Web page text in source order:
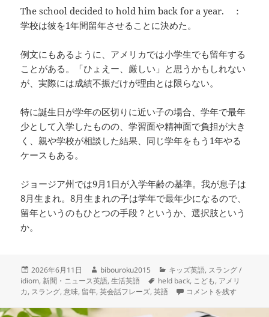
The school decided to hold him back for a year. ：
学校は彼を1年間留年させることに決めた。
例文にもあるように、アメリカでは小学生でも留年する
ことがある。「ひょえー、厳しい」と思うかもしれない
が、実際には成績不振だけが理由とは限らない。
特に誕生日が学年の区切りに近い子の場合、学年で最年
少として入学したものの、学習面や精神面で負担が大き
く、親や学校が相談した結果、同じ学年をもう1年やる
ケースもある。
ジョージア州では9月1日が入学年齢の基準。我が息子は
8月生まれ。8月生まれの子は学年で最年少になるので、
留年というのもひとつの手段？というか、選択肢という
か。
投
稿
日:
2026年6月11日
作
成
者
bibouroku2015
カ
テ
キッズ英語, スラング /
idiom, 新聞・ニュース英語,生活英語
タ
グ
held back, こども, アメリ
カ, スラング,意味, 留年,英会話フレーズ,英語 – be held back – 留年す
コメントを残す